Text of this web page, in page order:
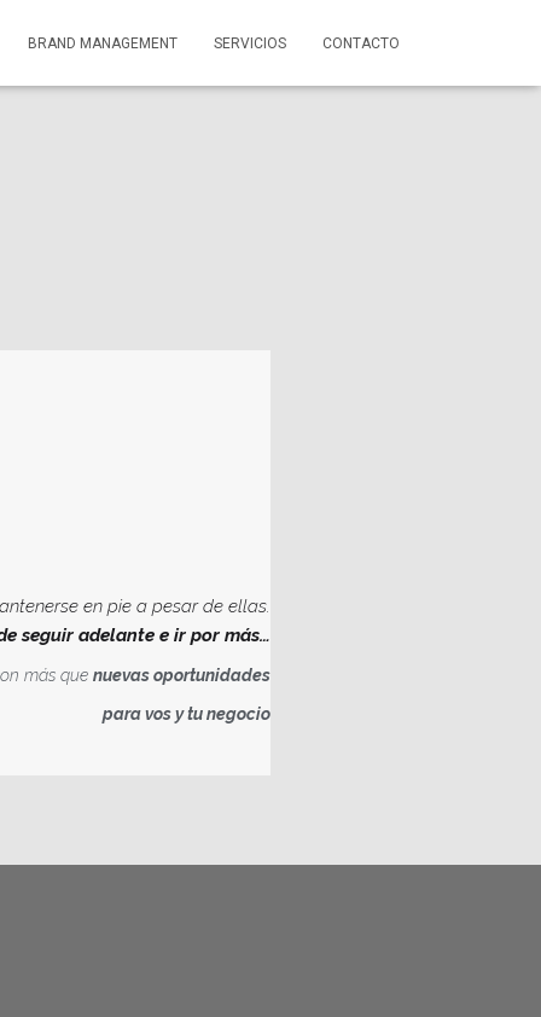
BRAND MANAGEMENT SERVICIOS CONTACTO
en pie a pesar de ellas.
seguir adelante e ir por más…
más que nuevas oportunidades
para vos y tu negocio